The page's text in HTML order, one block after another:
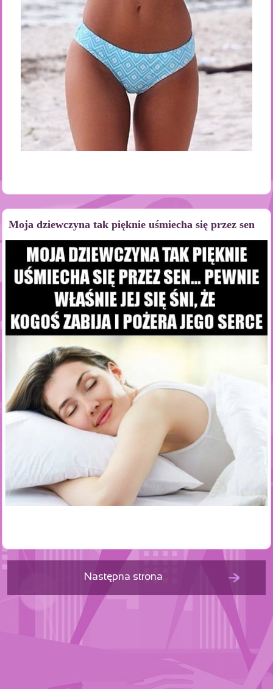
Moja dziewczyna tak pięknie uśmiecha się przez sen
Następna strona